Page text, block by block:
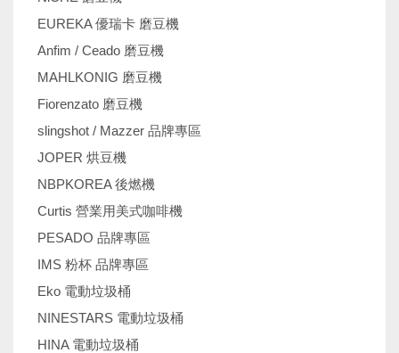
EUREKA 優瑞卡 磨豆機
Anfim / Ceado 磨豆機
MAHLKONIG 磨豆機
Fiorenzato 磨豆機
slingshot / Mazzer 品牌專區
JOPER 烘豆機
NBPKOREA 後燃機
Curtis 營業用美式咖啡機
PESADO 品牌專區
IMS 粉杯 品牌專區
Eko 電動垃圾桶
NINESTARS 電動垃圾桶
HINA 電動垃圾桶